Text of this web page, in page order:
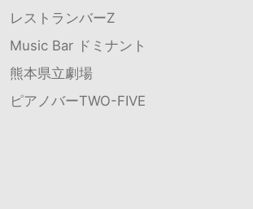
レストランバーZ
Music Bar ドミナント
熊本県立劇場
ピアノバーTWO-FIVE